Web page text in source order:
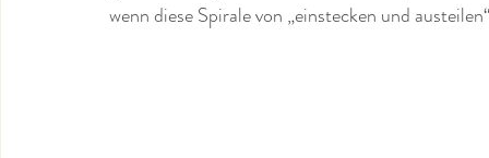
wenn diese Spirale von „einstecken und